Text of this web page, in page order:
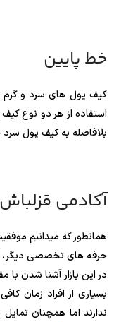
خط پایین
کیف پول های سرد و گرم
استفاده از هر دو نوع
بلافاصله به کیف پول
آکادمی قزلباش
همانطور که میدانیم
حرفه های تخصصی دیگر،
در این بازار آشنا شدن با
بسیاری از افراد زمان
ندارند اما همچنان